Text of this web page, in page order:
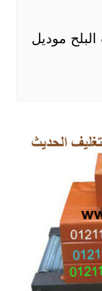
موديل